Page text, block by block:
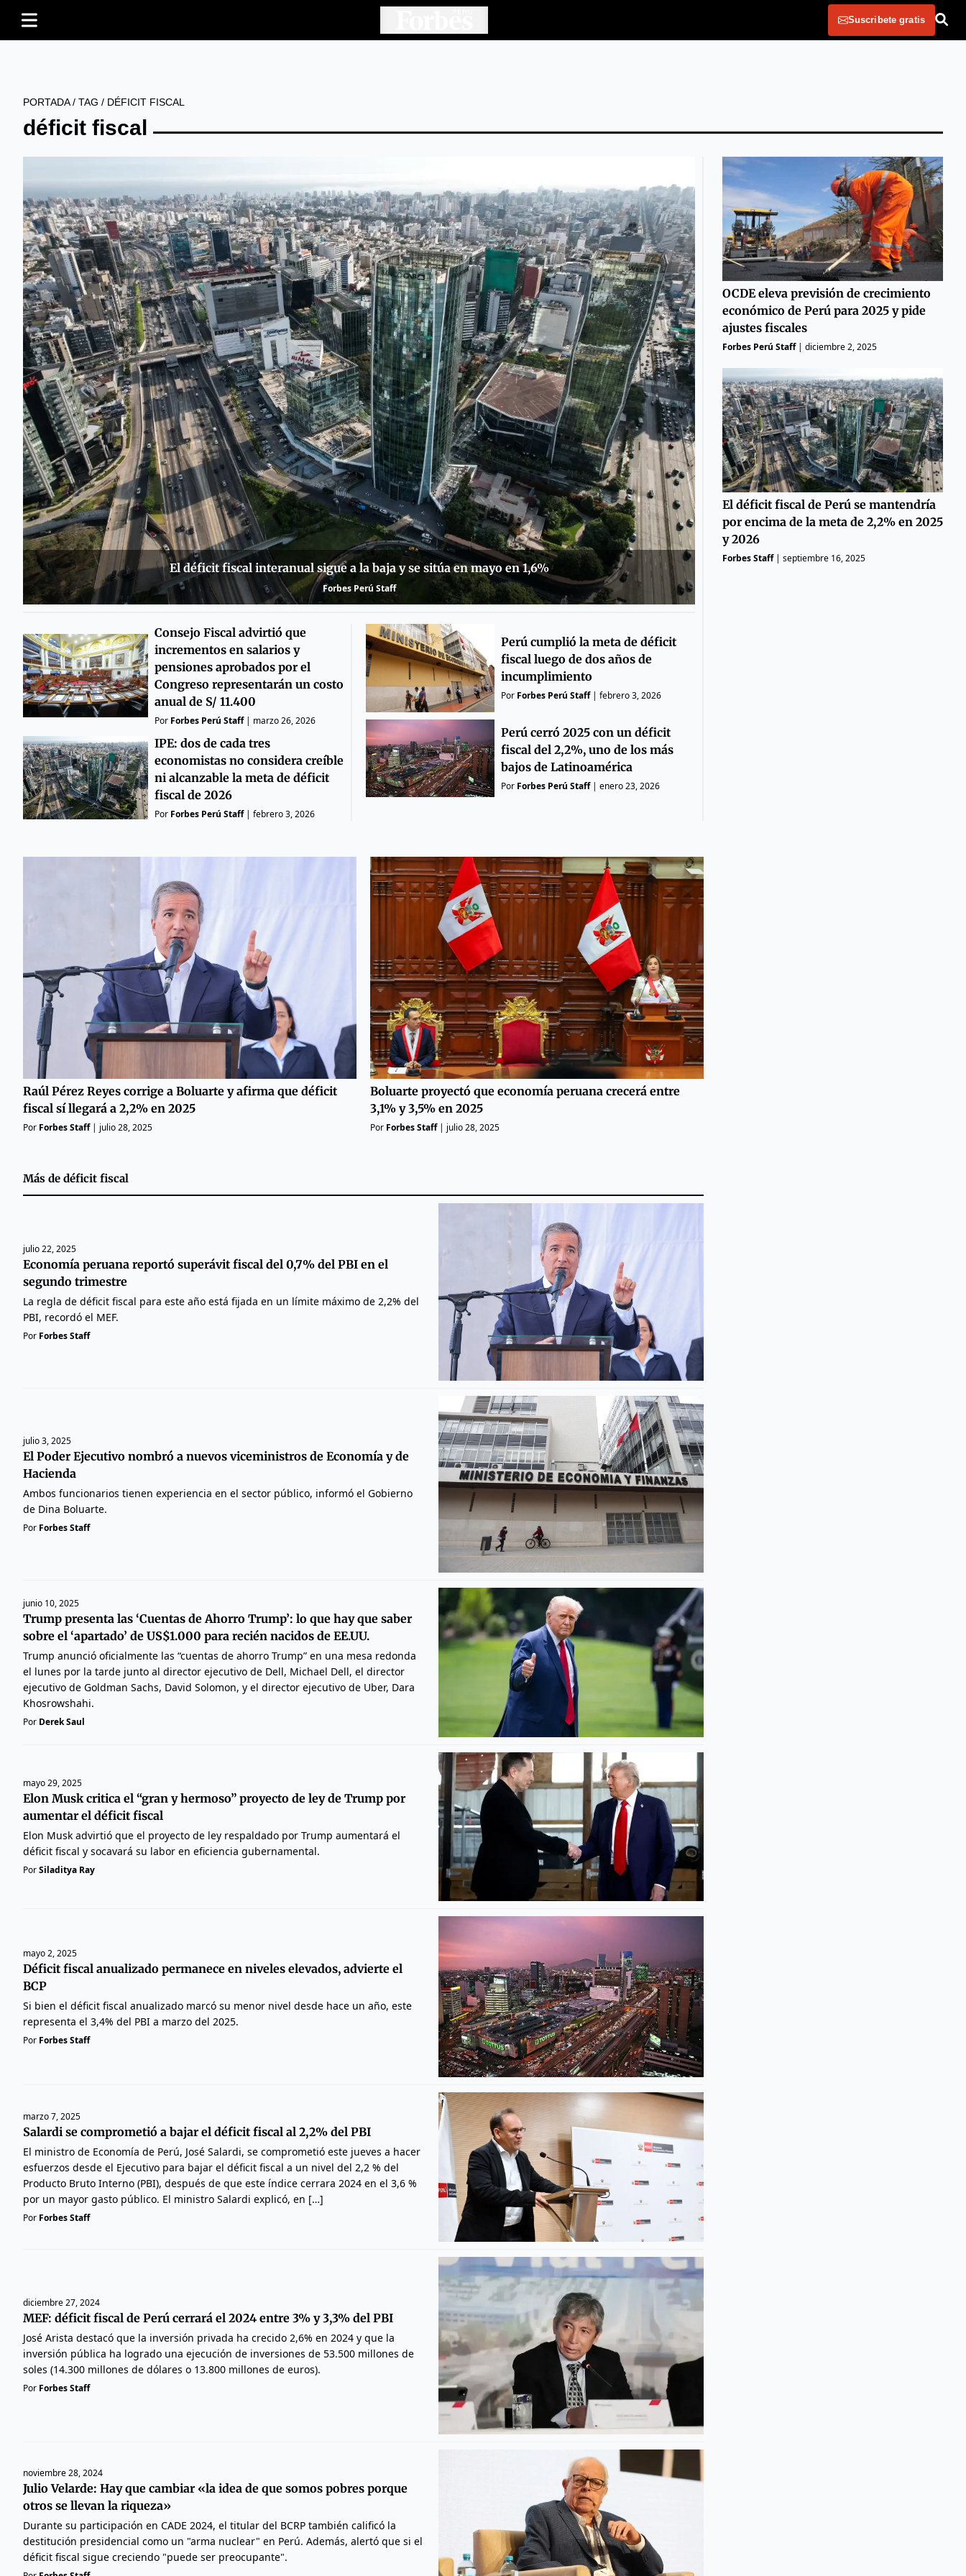
Suscribete gratis
PORTADA/ TAG / DÉFICIT FISCAL
déficit fiscal
El déficit fiscal interanual sigue a la baja y se sitúa en mayo en 1,6%
Forbes Perú Staff
Consejo Fiscal advirtió que
incrementos en salarios y
pensiones aprobados por el
Congreso representarán un costo
anual de S/ 11.400
Por Forbes Perú Staff| marzo 26, 2026
IPE: dos de cada tres
economistas no considera creíble
ni alcanzable la meta de déficit
fiscal de 2026
Por Forbes Perú Staff| febrero 3, 2026
Perú cumplió la meta de déficit
fiscal luego de dos años de
incumplimiento
Por Forbes Perú Staff| febrero 3, 2026
Perú cerró 2025 con un déficit
fiscal del 2,2%, uno de los más
bajos de Latinoamérica
Por Forbes Perú Staff| enero 23, 2026
OCDE eleva previsión de crecimiento
económico de Perú para 2025 y pide
ajustes fiscales
Forbes Perú Staff| diciembre 2, 2025
El déficit fiscal de Perú se mantendría
por encima de la meta de 2,2% en 2025
y 2026
Forbes Staff| septiembre 16, 2025
Raúl Pérez Reyes corrige a Boluarte y afirma que déficit
fiscal sí llegará a 2,2% en 2025
Por Forbes Staff| julio 28, 2025
Boluarte proyectó que economía peruana crecerá entre
3,1% y 3,5% en 2025
Por Forbes Staff| julio 28, 2025
Más de déficit fiscal
julio 22, 2025
Economía peruana reportó superávit fiscal del 0,7% del PBI en el
segundo trimestre
La regla de déficit fiscal para este año está fijada en un límite máximo de 2,2% del
PBI, recordó el MEF.
Por Forbes Staff
julio 3, 2025
El Poder Ejecutivo nombró a nuevos viceministros de Economía y de
Hacienda
Ambos funcionarios tienen experiencia en el sector público, informó el Gobierno
de Dina Boluarte.
Por Forbes Staff
junio 10, 2025
Trump presenta las ‘Cuentas de Ahorro Trump’: lo que hay que saber
sobre el ‘apartado’ de US$1.000 para recién nacidos de EE.UU.
Trump anunció oficialmente las “cuentas de ahorro Trump” en una mesa redonda
el lunes por la tarde junto al director ejecutivo de Dell, Michael Dell, el director
ejecutivo de Goldman Sachs, David Solomon, y el director ejecutivo de Uber, Dara
Khosrowshahi.
Por Derek Saul
mayo 29, 2025
Elon Musk critica el “gran y hermoso” proyecto de ley de Trump por
aumentar el déficit fiscal
Elon Musk advirtió que el proyecto de ley respaldado por Trump aumentará el
déficit fiscal y socavará su labor en eficiencia gubernamental.
PorSiladitya Ray
mayo 2, 2025
Déficit fiscal anualizado permanece en niveles elevados, advierte el
BCP
Si bien el déficit fiscal anualizado marcó su menor nivel desde hace un año, este
representa el 3,4% del PBI a marzo del 2025.
Por Forbes Staff
marzo 7, 2025
Salardi se comprometió a bajar el déficit fiscal al 2,2% del PBI
El ministro de Economía de Perú, José Salardi, se comprometió este jueves a hacer
esfuerzos desde el Ejecutivo para bajar el déficit fiscal a un nivel del 2,2 % del
Producto Bruto Interno (PBI), después de que este índice cerrara 2024 en el 3,6 %
por un mayor gasto público. El ministro Salardi explicó, en […]
Por Forbes Staff
diciembre 27, 2024
MEF: déficit fiscal de Perú cerrará el 2024 entre 3% y 3,3% del PBI
José Arista destacó que la inversión privada ha crecido 2,6% en 2024 y que la
inversión pública ha logrado una ejecución de inversiones de 53.500 millones de
soles (14.300 millones de dólares o 13.800 millones de euros).
Por Forbes Staff
noviembre 28, 2024
Julio Velarde: Hay que cambiar «la idea de que somos pobres porque
otros se llevan la riqueza»
Durante su participación en CADE 2024, el titular del BCRP también calificó la
destitución presidencial como un "arma nuclear" en Perú. Además, alertó que si el
déficit fiscal sigue creciendo "puede ser preocupante".